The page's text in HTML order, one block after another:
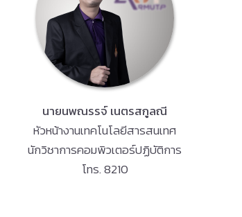
นายนพณรรจ์ เนตรสกูลณี
หัวหน้างานเทคโนโลยีสารสนเทศ
นักวิชาการคอมพิวเตอร์ปฏิบัติการ
โทร. 8210